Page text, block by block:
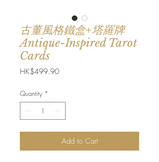
古董風格鐵盒+塔羅牌
Antique-Inspired Tarot
Cards
HK$499.90Price
Quantity *
Add to Cart